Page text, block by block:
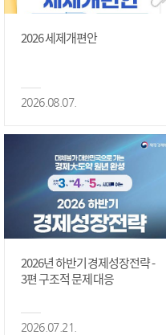
2026 세제개편안
2026.08.07.
2026년 하반기 경제성장전략 -
3편 구조적 문제 대응
2026.07.21.